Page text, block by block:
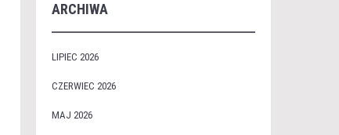
ARCHIWA
LIPIEC 2026
CZERWIEC 2026
MAJ 2026